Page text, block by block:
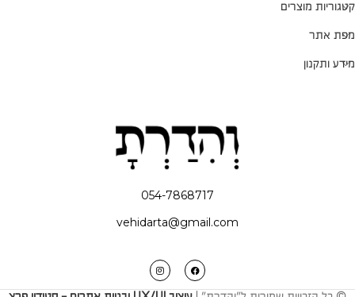
קטגוריות מוצרים
מפת אתר
מידע ותקנון
054-7868717
vehidarta@gmail.com